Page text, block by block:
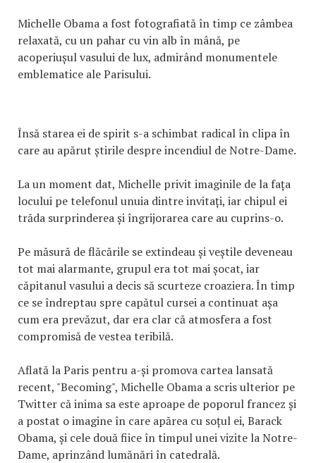
Michelle Obama a fost fotografiată în timp ce zâmbea
relaxată, cu un pahar cu vin alb în mână, pe
acoperiușul vasului de lux, admirând monumentele
emblematice ale Parisului.
Însă starea ei de spirit s-a schimbat radical în clipa în
care au apărut știrile despre incendiul de Notre-Dame.
La un moment dat, Michelle privit imaginile de la fața
locului pe telefonul unuia dintre invitați, iar chipul ei
trăda surprinderea și îngrijorarea care au cuprins-o.
Pe măsură de flăcările se extindeau și veștile deveneau
tot mai alarmante, grupul era tot mai șocat, iar
căpitanul vasului a decis să scurteze croaziera. În timp
ce se îndreptau spre capătul cursei a continuat așa
cum era prevăzut, dar era clar că atmosfera a fost
compromisă de vestea teribilă.
Aflată la Paris pentru a-și promova cartea lansată
recent, "Becoming", Michelle Obama a scris ulterior pe
Twitter că inima sa este aproape de poporul francez și
a postat o imagine în care apărea cu soțul ei, Barack
Obama, și cele două fiice în timpul unei vizite la Notre-
Dame, aprinzând lumănări în catedrală.